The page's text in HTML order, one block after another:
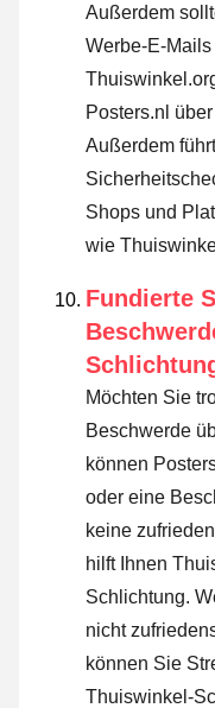
Außerdem
Werbe-E-
Posters.nl
Außerdem
Shops und
wie
Fundierte
Möchten Sie
Beschwerde
können
oder eine
keine
hilft Ihnen
Schlichtung.
nicht
können Sie
Thuiswinkel-